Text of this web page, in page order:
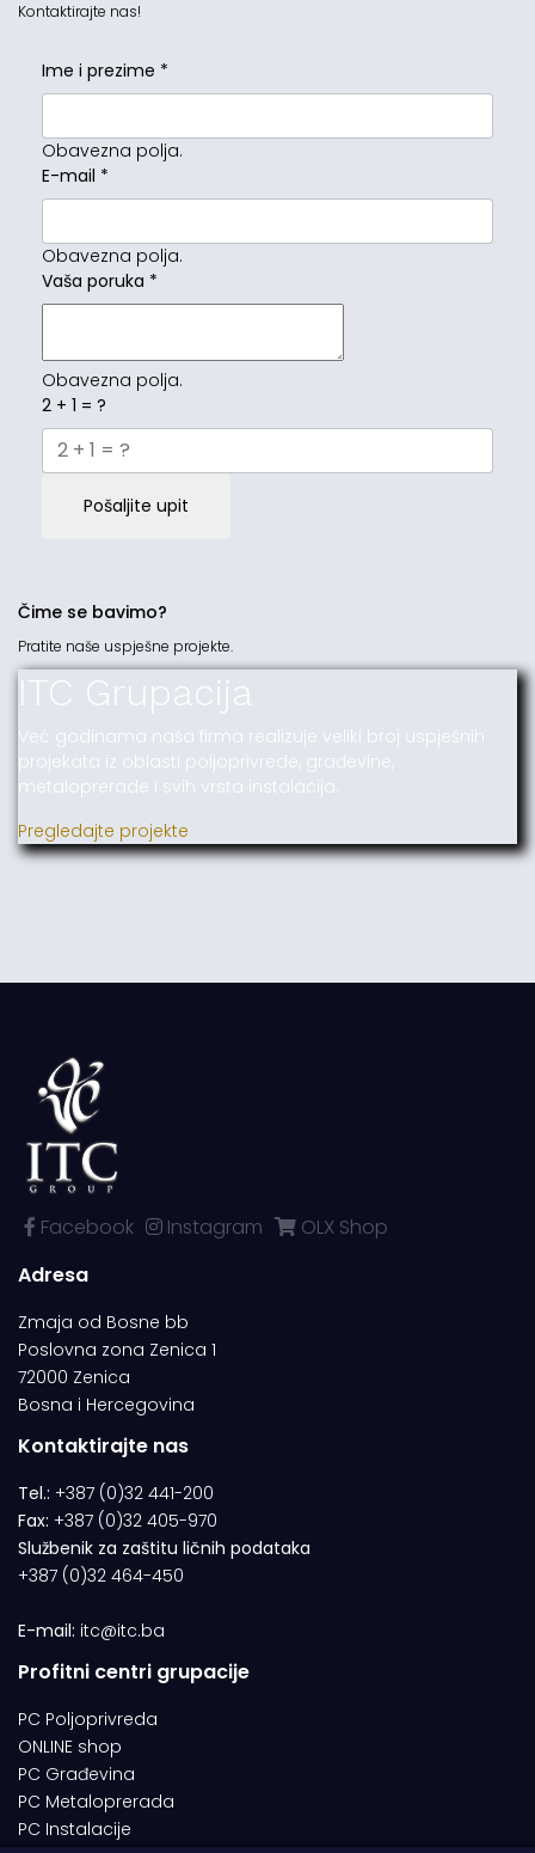
Kontaktirajte nas!
Ime i prezime *
Obavezna polja.
E-mail *
Obavezna polja.
Vaša poruka *
Obavezna polja.
2 + 1 = ?
Pošaljite upit
Čime se bavimo?
Pratite naše uspješne projekte.
ITC Grupacija
Već godinama naša firma realizuje veliki broj uspješnih
projekata iz oblasti poljoprivrede, građevine,
metaloprerade i svih vrsta instalacija.
Pregledajte projekte
Facebook Instagram
OLX Shop
Adresa
Zmaja od Bosne bb
Poslovna zona Zenica 1
72000 Zenica
Bosna i Hercegovina
Kontaktirajte nas
Tel.: +387 (0)32 441-200
Fax: +387 (0)32 405-970
Službenik za zaštitu ličnih podataka
+387 (0)32 464-450
E-mail: itc@itc.ba
Profitni centri grupacije
PC Poljoprivreda
ONLINE shop
PC Građevina
PC Metaloprerada
PC Instalacije